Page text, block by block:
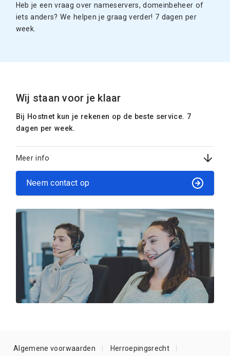
Heb je een vraag over nameservers, domeinbeheer of
iets anders? We helpen je graag verder! 7 dagen per
week.
Wij staan voor je klaar
Bij Hostnet kun je rekenen op de beste service. 7
dagen per week.
Meer info
Neem contact op
Algemene voorwaarden Herroepingsrecht